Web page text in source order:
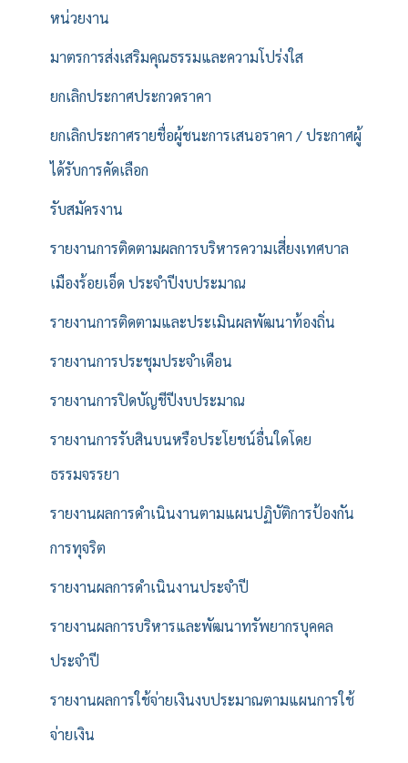
หน่วยงาน
มาตรการส่งเสริมคุณธรรมและความโปร่งใส
ยกเลิกประกาศประกวดราคา
ยกเลิกประกาศรายชื่อผู้ชนะการเสนอราคา / ประกาศผู้
ได้รับการคัดเลือก
รับสมัครงาน
รายงานการติดตามผลการบริหารความเสี่ยงเทศบาล
เมืองร้อยเอ็ด ประจำปีงบประมาณ
รายงานการติดตามและประเมินผลพัฒนาท้องถิ่น
รายงานการประชุมประจำเดือน
รายงานการปิดบัญชีปีงบประมาณ
รายงานการรับสินบนหรือประโยชน์อื่นใดโดย
ธรรมจรรยา
รายงานผลการดำเนินงานตามแผนปฏิบัติการป้องกัน
การทุจริต
รายงานผลการดำเนินงานประจำปี
รายงานผลการบริหารและพัฒนาทรัพยากรบุคคล
ประจำปี
รายงานผลการใช้จ่ายเงินงบประมาณตามแผนการใช้
จ่ายเงิน